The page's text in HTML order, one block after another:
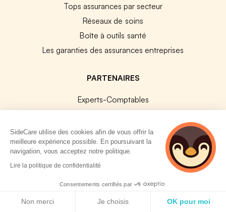
Tops assurances par secteur
Réseaux de soins
Boîte à outils santé
Les garanties des assurances entreprises
PARTENAIRES
Experts-Comptables
Payfit & SideCare
Lucca & SideCare
Nibelis & SideCare
Lianeli & SideCare
SideCare utilise des cookies afin de vous offrir la
meilleure expérience possible. En poursuivant la
navigation, vous acceptez notre politique.
Lire la politique de confidentialité
Consentements certifiés par
Non merci Je choisis OK pour moi
2 personnes
consultent
actuellement cette